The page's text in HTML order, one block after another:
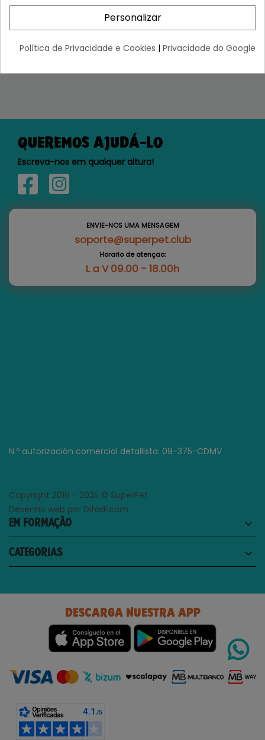
Li e aceito a política de privacidade
QUEREMOS AJUDÁ-LO
Escreva-nos em qualquer altura!
ENVIE-NOS UMA MENSAGEM
soporte@superpet.club
Horario de atençao:
L a V 09.00 - 18.00h
N.º autorización comercial detallista: 09-375-CDMV
Copyright 2016 - 2025 © SuperPet
Desenho web por Difadi.com
EM FORMAÇÃO keyboard_arrow_down
CATEGORIAS keyboard_arrow_down
DESCARGA NUESTRA APP
Personalizar
Política de Privacidade e Cookies | Privacidade do Google